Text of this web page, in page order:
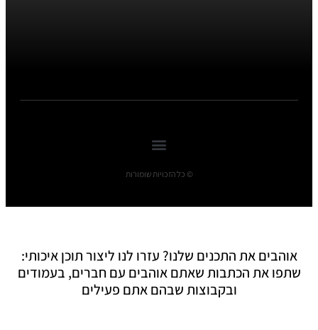
© כל הזכויות שומורות
אוהבים את התכנים שלנו? עזרו לנו ליצור תוכן איכותי:
שתפו את הכתבות שאתם אוהבים עם חברים, בעמודים
ובקבוצות שבהם אתם פעילים